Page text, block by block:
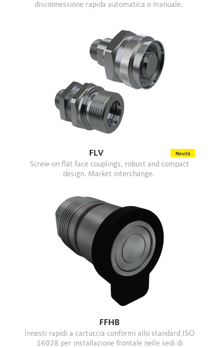
disconnessione rapida automatica o manuale.
FLV Novità
Screw-on flat face couplings, robust and compact
design. Market interchange.
FFHB
16028 per installazione frontale nelle sedi di